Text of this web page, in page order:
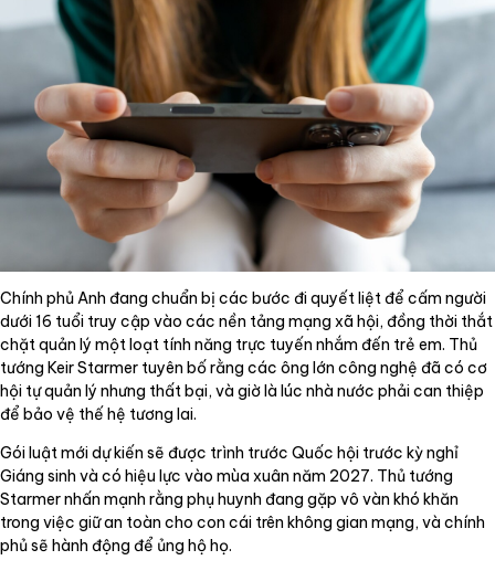
Chính phủ Anh đang chuẩn bị các bước đi quyết liệt để cấm người
dưới 16 tuổi truy cập vào các nền tảng mạng xã hội, đồng thời thắt
chặt quản lý một loạt tính năng trực tuyến nhắm đến trẻ em. Thủ
tướng Keir Starmer tuyên bố rằng các ông lớn công nghệ đã có cơ
hội tự quản lý nhưng thất bại, và giờ là lúc nhà nước phải can thiệp
để bảo vệ thế hệ tương lai.
Gói luật mới dự kiến sẽ được trình trước Quốc hội trước kỳ nghỉ
Giáng sinh và có hiệu lực vào mùa xuân năm 2027. Thủ tướng
Starmer nhấn mạnh rằng phụ huynh đang gặp vô vàn khó khăn
trong việc giữ an toàn cho con cái trên không gian mạng, và chính
phủ sẽ hành động để ủng hộ họ.